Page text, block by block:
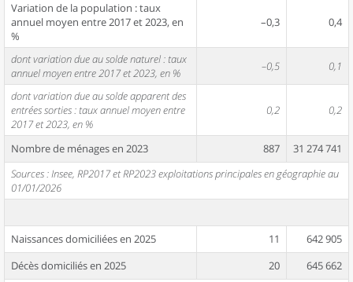
Variation de la population : taux
annuel moyen entre 2017 et 2023, en
%
–0,3 0,4
dont variation due au solde naturel : taux
annuel moyen entre 2017 et 2023, en %
–0,5 0,1
dont variation due au solde apparent des
entrées sorties : taux annuel moyen entre
2017 et 2023, en %
0,2 0,2
Nombre de ménages en 2023 887
31 274 741
Sources : Insee, RP2017 et RP2023 exploitations principales en géographie au
01/01/2026
Naissances domiciliées en 2025 11
642 905
Décès domiciliés en 2025
20
645 662